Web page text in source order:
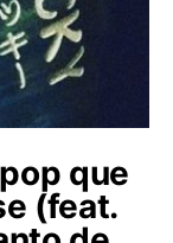
que
(feat.